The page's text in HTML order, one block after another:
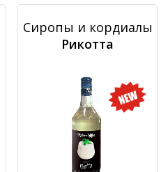
Сиропы и кордиалы
Рикотта